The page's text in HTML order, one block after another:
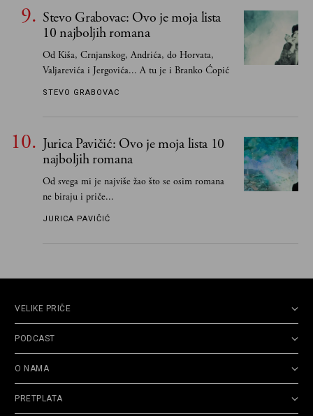
poznavale
Stevo Grabovac: Ovo je moja lista
10 najboljih romana
Od Kiša, Crnjanskog, Andrića, do Horvata,
Valjarevića i Jergovića... A tu je i Branko Ćopić
STEVO GRABOVAC
Jurica Pavičić: Ovo je moja lista 10
najboljih romana
Od svega mi je najviše žao što se osim romana
ne biraju i priče...
JURICA PAVIČIĆ
VELIKE PRIČE
PODCAST
O NAMA
PRETPLATA